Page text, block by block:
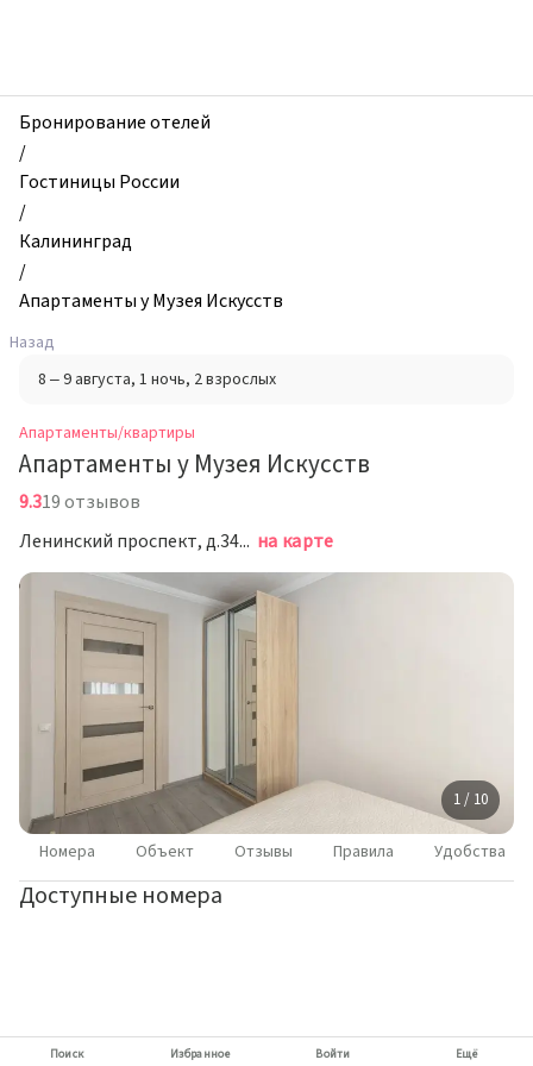
и
квартиры,
Апартаменты
Музея
Искусств,
Калининград,
Россия
Бронирование отелей
/
Гостиницы России
/
Калининград
/
Апартаменты у Музея Искусств
Назад
8 – 9 августа, 1 ночь, 2 взрослых
Апартаменты/квартиры
Апартаменты у Музея Искусств
9.319 отзывов
Ленинский проспект, д.34А, Калининград на карте
1 / 10
Номера Объект Отзывы Правила Удобства
Доступные номера
Поиск Избранное Войти Ещё